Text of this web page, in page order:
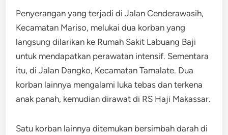
Penyerangan yang terjadi di Jalan Cenderawasih,
Kecamatan Mariso, melukai dua korban yang
langsung dilarikan ke Rumah Sakit Labuang Baji
untuk mendapatkan perawatan intensif. Sementara
itu, di Jalan Dangko, Kecamatan Tamalate. Dua
korban lainnya mengalami luka tebas dan terkena
anak panah, kemudian dirawat di RS Haji Makassar.
Satu korban lainnya ditemukan bersimbah darah di